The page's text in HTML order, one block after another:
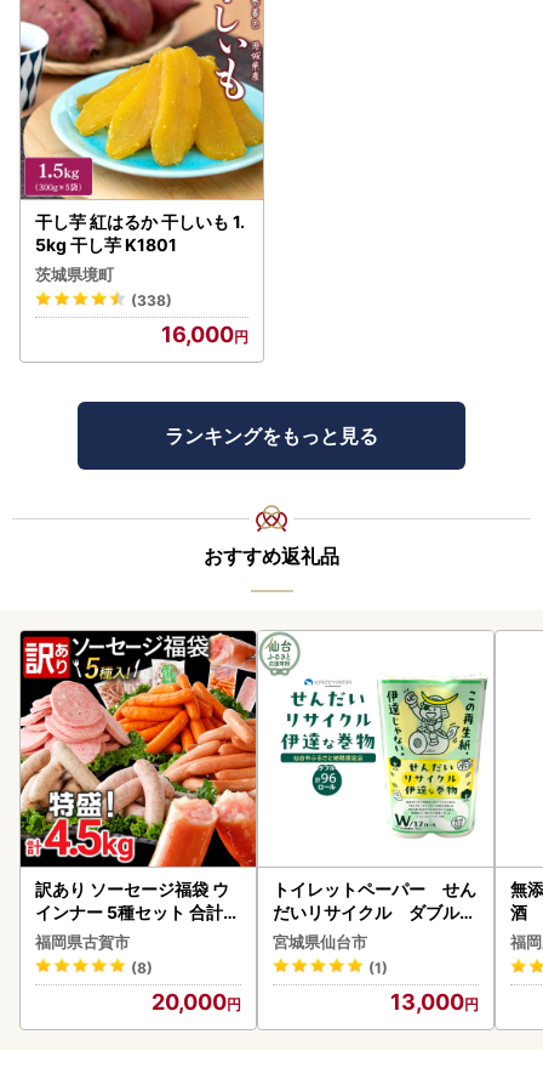
干し芋 紅はるか 干しいも 1.
5kg 干し芋 K1801
茨城県境町
(338)
16,000
ランキングをもっと見る
おすすめ返礼品
訳あり ソーセージ福袋 ウ
インナー 5種セット 合計4.
5kg ソーセージ
福岡県古賀市
(8)
20,000
トイレットペーパー せん
だいリサイクル ダブル9
6ロール｜トイレット
宮城県仙台市
(1)
13,000
無
酒
福